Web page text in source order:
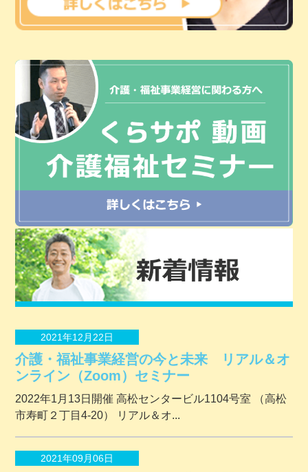
2021年12月22日
介護・福祉事業経営の今と未来 リアル＆オ
ンライン（Zoom）セミナー
2022年1月13日開催 ⾼松センタービル1104号室 （⾼松
市寿町２丁⽬4-20） リアル＆オ...
2021年09月06日